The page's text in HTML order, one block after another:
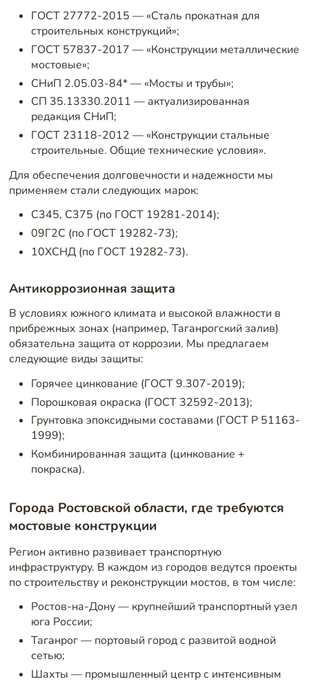
ГОСТ 27772-2015 — «Сталь прокатная для
строительных конструкций»;
ГОСТ 57837-2017 — «Конструкции металлические
мостовые»;
СНиП 2.05.03-84* — «Мосты и трубы»;
СП 35.13330.2011 — актуализированная
редакция СНиП;
ГОСТ 23118-2012 — «Конструкции стальные
строительные. Общие технические условия».
Для обеспечения долговечности и надежности мы
применяем стали следующих марок:
С345, С375 (по ГОСТ 19281-2014);
09Г2С (по ГОСТ 19282-73);
10ХСНД (по ГОСТ 19282-73).
Антикоррозионная защита
В условиях южного климата и высокой влажности в
прибрежных зонах (например, Таганрогский залив)
обязательна защита от коррозии. Мы предлагаем
следующие виды защиты:
Горячее цинкование (ГОСТ 9.307-2019);
Порошковая окраска (ГОСТ 32592-2013);
Грунтовка эпоксидными составами (ГОСТ Р 51163-
1999);
Комбинированная защита (цинкование +
покраска).
Города Ростовской области, где требуются
мостовые конструкции
Регион активно развивает транспортную
инфраструктуру. В каждом из городов ведутся проекты
по строительству и реконструкции мостов, в том числе:
Ростов-на-Дону — крупнейший транспортный узел
юга России;
Таганрог — портовый город с развитой водной
сетью;
Шахты — промышленный центр с интенсивным